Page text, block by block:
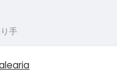
手